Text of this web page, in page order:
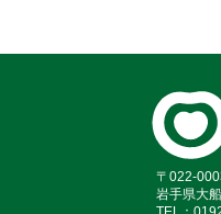
〒022-
岩手県大